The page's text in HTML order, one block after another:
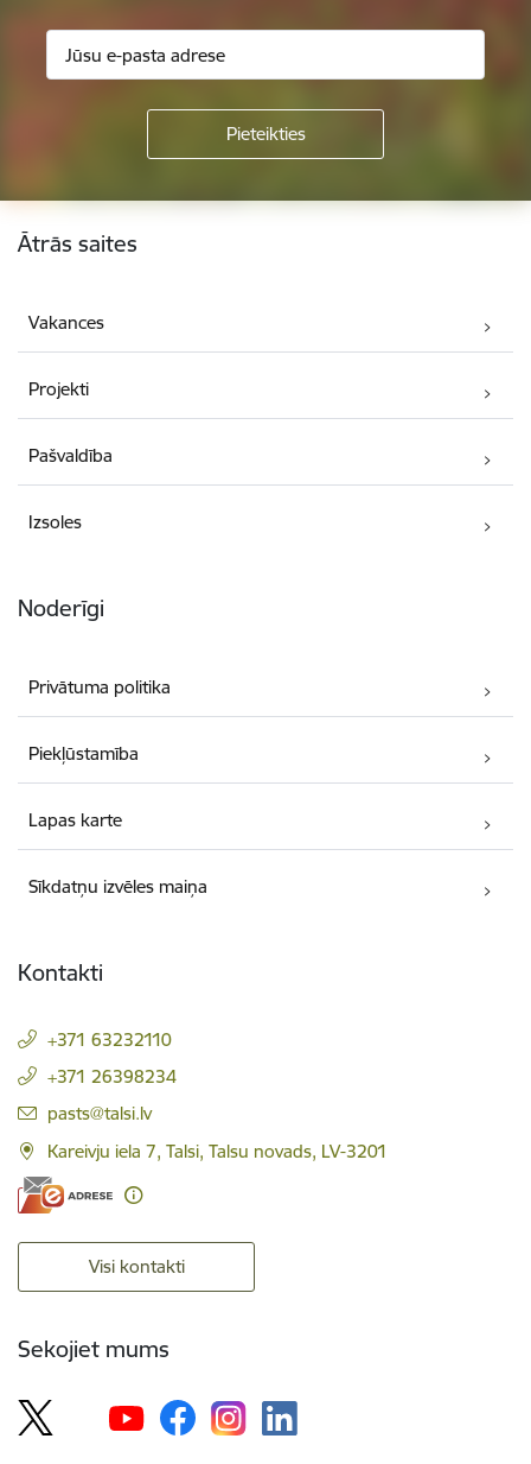
Kājene
Ātrās saites
Vakances
Projekti
Pašvaldība
Izsoles
Noderīgi
Privātuma politika
Piekļūstamība
Lapas karte
Sīkdatņu izvēles maiņa
Kontakti
+371 63232110
+371 26398234
E-pasts:
pasts@talsi.lv
Kareivju iela 7, Talsi, Talsu novads, LV-3201
Visi kontakti
Sekojiet mums